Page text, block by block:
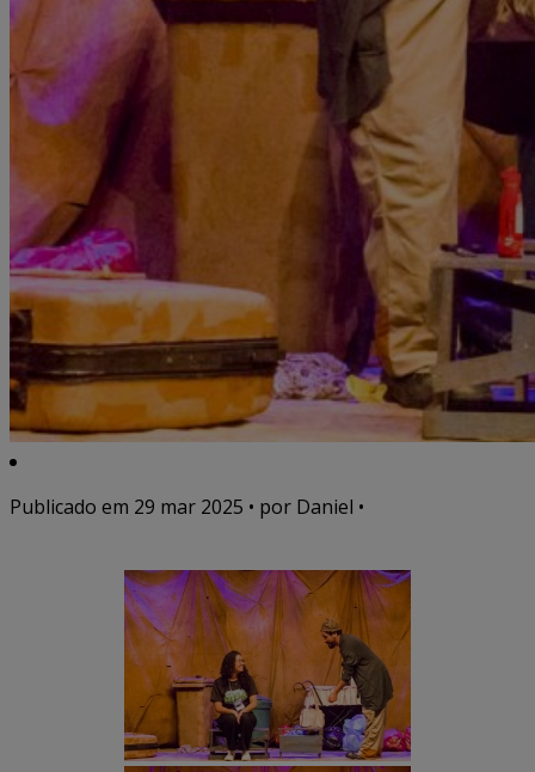
Publicado em 29 mar 2025 • por Daniel •